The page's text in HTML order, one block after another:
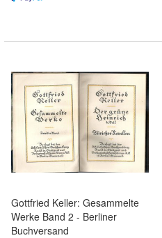
Gottfried Keller: Gesammelte
Werke Band 2 - Berliner
Buchversand